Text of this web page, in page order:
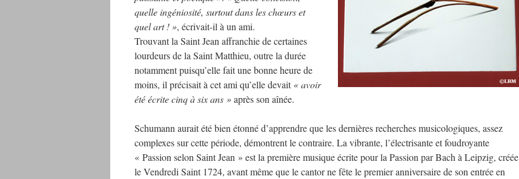
quelle ingéniosité, surtout dans les chœurs et
quel art ! », écrivait-il à un ami.
Trouvant la Saint Jean affranchie de certaines
lourdeurs de la Saint Matthieu, outre la durée
notamment puisqu’elle fait une bonne heure de
moins, il précisait à cet ami qu’elle devait« avoir
été écrite cinq à six ans »après son aînée.
Schumann aurait été bien étonné d’apprendre que les dernières recherches musicologiques, assez
complexes sur cette période, démontrent le contraire. La vibrante, l’électrisante et foudroyante
« Passion selon Saint Jean » est la première musique écrite pour la Passion par Bach à Leipzig, créée
le Vendredi Saint 1724, avant même que le cantor ne fête le premier anniversaire de son entrée en